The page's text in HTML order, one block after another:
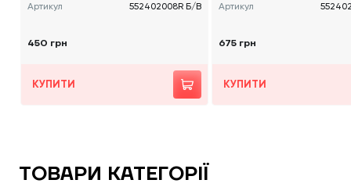
Артикул
552402008R Б/В
450 грн
КУПИТИ
Артикул
675 грн
КУПИТИ
ТОВАРИ КАТЕГОРІЇ